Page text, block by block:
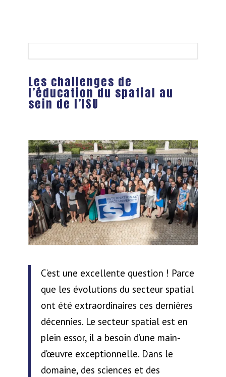
Les challenges de
l’éducation du spatial au
sein de l’ISU
C’est une excellente question ! Parce
que les évolutions du secteur spatial
ont été extraordinaires ces dernières
décennies. Le secteur spatial est en
plein essor, il a besoin d’une main-
d’œuvre exceptionnelle. Dans le
domaine, des sciences et des